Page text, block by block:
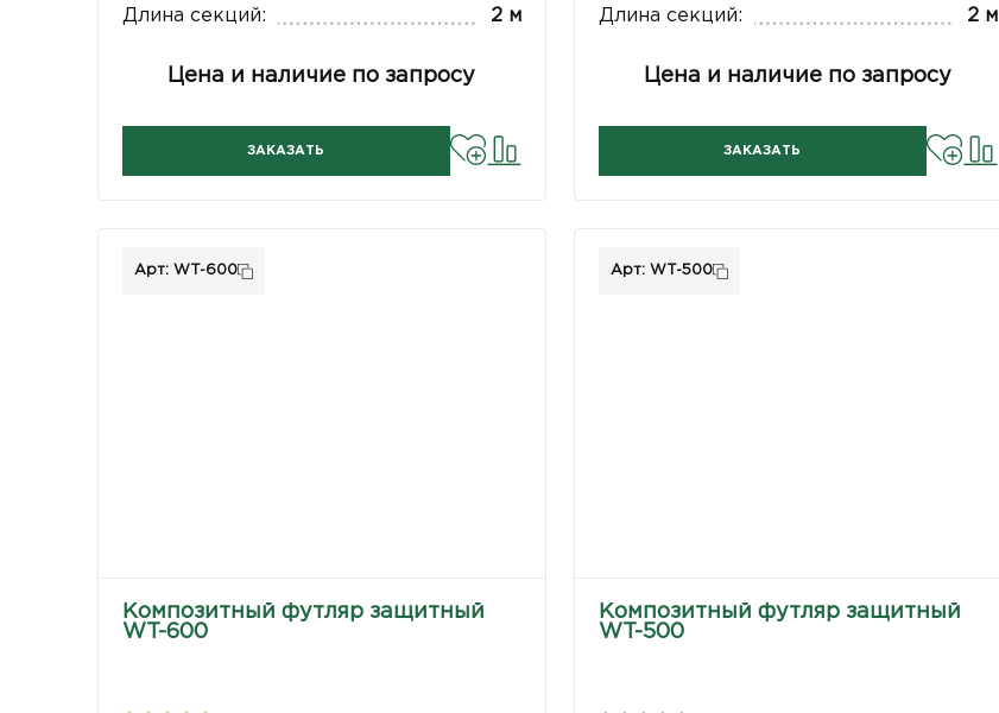
Длина секций: 2 м
Цена и наличие по запросу
ЗАКАЗАТЬ
Длина секций: 2 м
Цена и наличие по запросу
ЗАКАЗАТЬ
Арт: WT-600
Композитный футляр защитный
WT-600
Арт: WT-500
Композитный футляр защитный
WT-500